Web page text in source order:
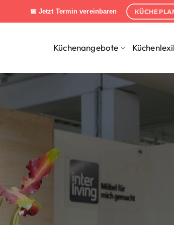
📅 Jetzt Termin vereinbaren KÜCHE
Küchenangebote